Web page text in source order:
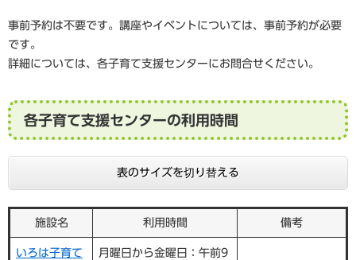
事前予約は不要です。講座やイベントについては、事前予約が必要
です。
詳細については、各子育て支援センターにお問合せください。
各子育て支援センターの利用時間
表のサイズを切り替える
施設名 利用時間 備考
いろは子育て
月曜日から金曜日：午前9